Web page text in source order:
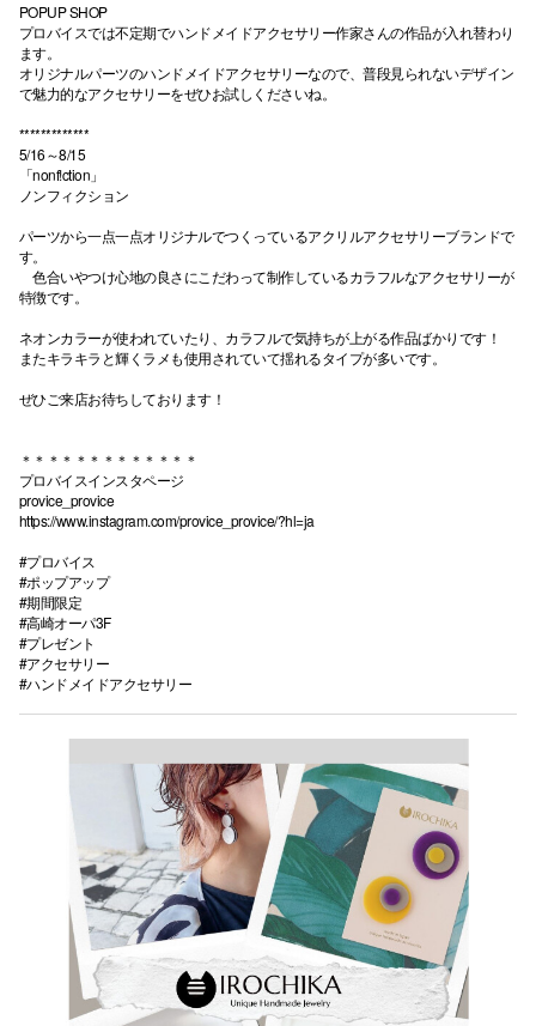
POPUP SHOP
プロバイスでは不定期でハンドメイドアクセサリー作家さんの作品が入れ替わり
ます。
オリジナルパーツのハンドメイドアクセサリーなので、普段見られないデザイン
で魅力的なアクセサリーをぜひお試しくださいね。
*************
5/16～8/15
「nonf!ction」
ノンフィクション
パーツから一点一点オリジナルでつくっているアクリルアクセサリーブランドで
す。
色合いやつけ心地の良さにこだわって制作しているカラフルなアクセサリーが
特徴です。
ネオンカラーが使われていたり、カラフルで気持ちが上がる作品ばかりです！
またキラキラと輝くラメも使用されていて揺れるタイプが多いです。
ぜひご来店お待ちしております！
＊＊＊＊＊＊＊＊＊＊＊＊＊
プロバイスインスタページ
provice_provice
https://www.instagram.com/provice_provice/?hl=ja
#プロバイス
#ポップアップ
#期間限定
#高崎オーパ3F
#プレゼント
#アクセサリー
#ハンドメイドアクセサリー